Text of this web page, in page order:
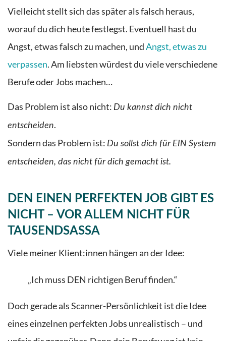
Vielleicht stellt sich das später als falsch heraus,
worauf du dich heute festlegst. Eventuell hast du
Angst, etwas falsch zu machen, undAngst, etwas zu
verpassen. Am liebsten würdest du viele verschiedene
Berufe oder Jobs machen…
Das Problem ist also nicht: Du kannst dich nicht
entscheiden.
Sondern das Problem ist: Du sollst dich für EIN System
entscheiden, das nicht für dich gemacht ist.
DEN EINEN PERFEKTEN JOB GIBT ES
NICHT – VOR ALLEM NICHT FÜR
TAUSENDSASSA
Viele meiner Klient:innen hängen an der Idee:
„Ich muss DEN richtigen Beruf finden.“
Doch gerade als Scanner-Persönlichkeit ist die Idee
eines einzelnen perfekten Jobs unrealistisch – und